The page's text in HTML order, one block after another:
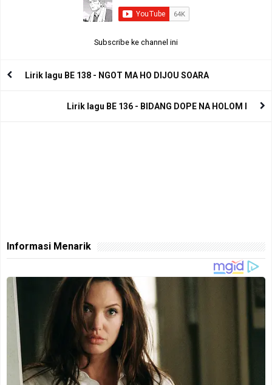
Subscribe ke channel ini
Lirik lagu BE 138 - NGOT MA HO DIJOU SOARA
Lirik lagu BE 136 - BIDANG DOPE NA HOLOM I
Informasi Menarik